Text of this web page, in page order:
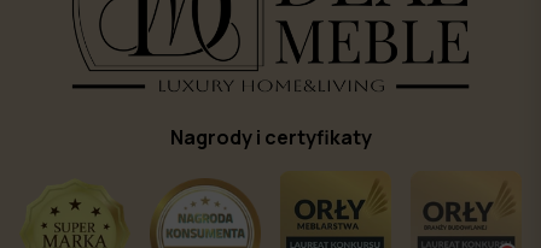
Nagrody i certyfikaty